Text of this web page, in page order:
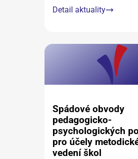
Detail aktuality
Spádové obvody
pedagogicko-
psychologických
pro účely
vedení škol